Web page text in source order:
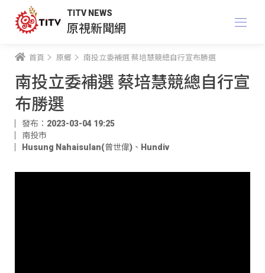
TITV NEWS
原視新聞網
首頁 原鄉 南投立委補選 蔡培慧競總自行宣布勝選
南投立委補選 蔡培慧競總自行宣
布勝選
發布：2023-03-04 19:25
南投市
Husung Nahaisulan(曾世偉) 、 Hundiv